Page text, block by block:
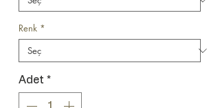
Renk *
Adet *